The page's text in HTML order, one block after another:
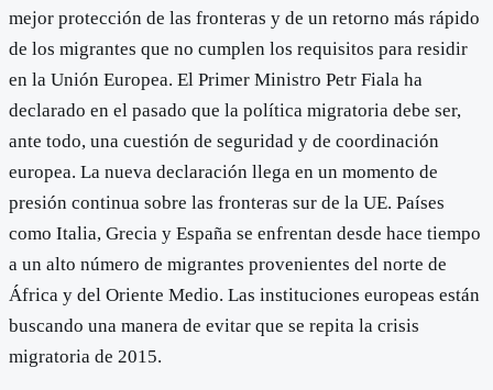
mejor protección de las fronteras y de un retorno más rápido
de los migrantes que no cumplen los requisitos para residir
en la Unión Europea. El Primer Ministro Petr Fiala ha
declarado en el pasado que la política migratoria debe ser,
ante todo, una cuestión de seguridad y de coordinación
europea. La nueva declaración llega en un momento de
presión continua sobre las fronteras sur de la UE. Países
como Italia, Grecia y España se enfrentan desde hace tiempo
a un alto número de migrantes provenientes del norte de
África y del Oriente Medio. Las instituciones europeas están
buscando una manera de evitar que se repita la crisis
migratoria de 2015.